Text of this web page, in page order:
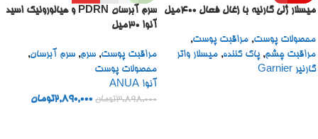
میسلار ژلی گارنیه با زغال فعال 400میل
محصولات پوست, مراقبت پوست,
مراقبت چشم, پاک کننده, میسلار واتر
گارنیر Garnier
سرم آبرسان PDRN و هیالورونیک اسید
آنوا 30میل
مراقبت پوست, سرم, سرم آبرسان,
محصولات پوست
آنوا ANUA
3,898,000تومان 2,890,000تومان